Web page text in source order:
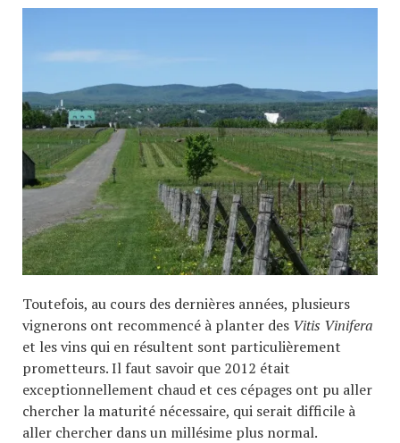
Toutefois, au cours des dernières années, plusieurs
vignerons ont recommencé à planter des Vitis Vinifera
et les vins qui en résultent sont particulièrement
prometteurs. Il faut savoir que 2012 était
exceptionnellement chaud et ces cépages ont pu aller
chercher la maturité nécessaire, qui serait difficile à
aller chercher dans un millésime plus normal.